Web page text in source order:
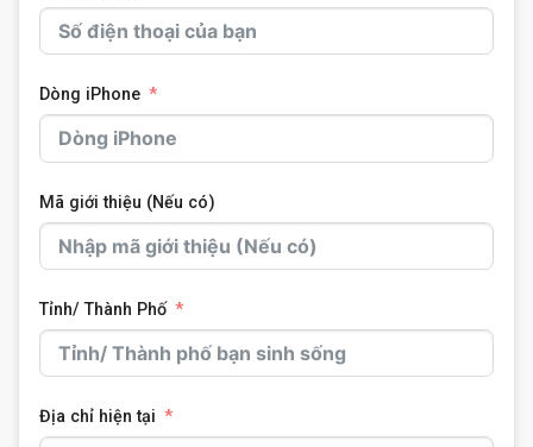
Dòng iPhone
Mã giới thiệu (Nếu có)
Tỉnh/ Thành Phố
Địa chỉ hiện tại